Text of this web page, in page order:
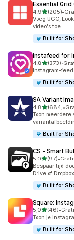
Essential Grid
4,9van 5
(205)
205 recensies
•
Voeg UGC,
video's toe.
Built for
Instafeed for
4,8van 5
(373)
373 recensies
•
Instagram-feed
Built for
SA Variant
4,8van 5(684)
684 recensies
•
Toon
Built for
CS ‑ Smart
5,0van 5
(97)
97 recensies in
•
Bespaar tijd
Drive of Dropbox
Built for
Square:
5,0van 5
(46)
46 recensies in
•
Toon je
Built for